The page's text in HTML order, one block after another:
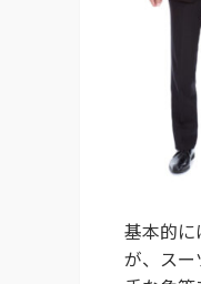
基本的
が、ス